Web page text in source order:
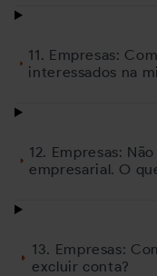
11. Empresas:
interessados na
12. Empresas:
empresarial. O
13. Empresas:
excluir conta?